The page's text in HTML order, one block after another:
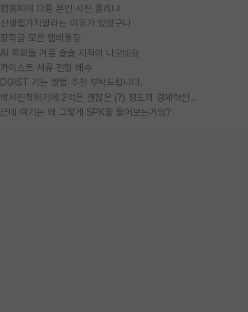
랩홈피에 다들 본인 사진 올리냐
신생랩가지말라는 이유가 있었구나
장학금 모은 랩비통장
AI 학회들 거품 슬슬 지적이 나오네요
카이스트 서류 전형 배수
DGIST 가는 방법 추천 부탁드립니다.
박사진학하기에 2억은 괜찮은 (?) 정도의 경제력인가요
근데 여기는 왜 그렇게 SPK를 물어보는거임?